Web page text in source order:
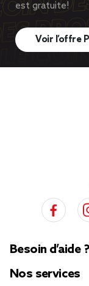
est gratuite!
Voir l’offre
Besoin d’aide ?
Nos services